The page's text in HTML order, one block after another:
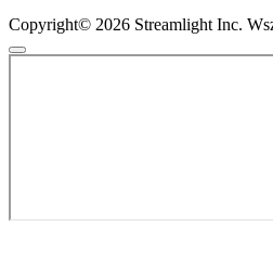
Copyright© 2026 Streamlight Inc.